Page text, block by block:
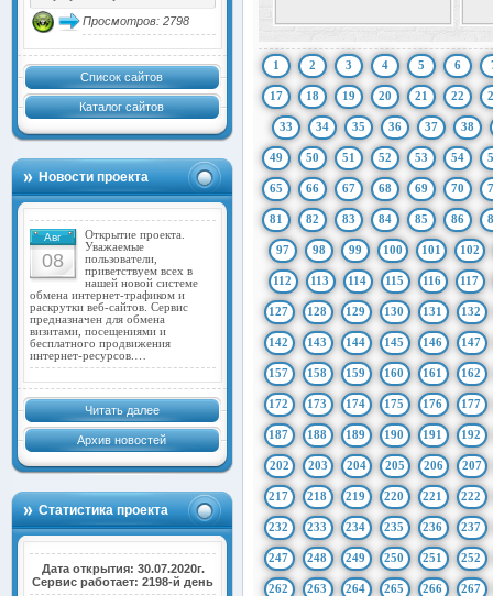
Просмотров: 2798
Список сайтов
Каталог сайтов
Новости проекта
Авг
08
Открытие проекта.
Уважаемые
пользователи,
приветствуем всех в
нашей новой системе
обмена интернет-трафиком и
раскрутки веб-сайтов. Сервис
предназначен для обмена
визитами, посещениями и
бесплатного продвижения
интернет-ресурсов.…
Читать далее
Архив новостей
Статистика проекта
Дата открытия: 30.07.2020г.
Сервис работает: 2198-й день
1 2 3 4 5 6
17 18 19 20 21 22
33 34 35 36 37 38
49 50 51 52 53 54
65 66 67 68 69 70
81 82 83 84 85 86
97 98 99 100 101 102
112 113 114 115 116 117
127 128 129 130 131 132
142 143 144 145 146 147
157 158 159 160 161 162
172 173 174 175 176 177
187 188 189 190 191 192
202 203 204 205 206 207
217 218 219 220 221 222
232 233 234 235 236 237
247 248 249 250 251 252
262 263 264 265 266 267